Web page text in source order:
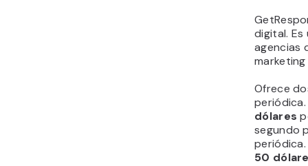
digital.
agencias
marketing
Ofrece
dólares
segundo
periódica.
50